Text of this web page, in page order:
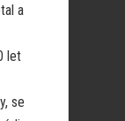
a
let
se